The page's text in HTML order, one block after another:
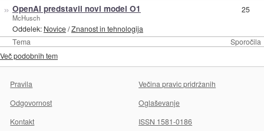
Tema Sporočila
» OpenAI predstavil novi model O1
McHusch
Oddelek: Novice/Znanost in tehnologija
25
Več podobnih tem
Pravila
Večina pravic pridržanih
Odgovornost
Oglaševanje
Kontakt
ISSN 1581-0186